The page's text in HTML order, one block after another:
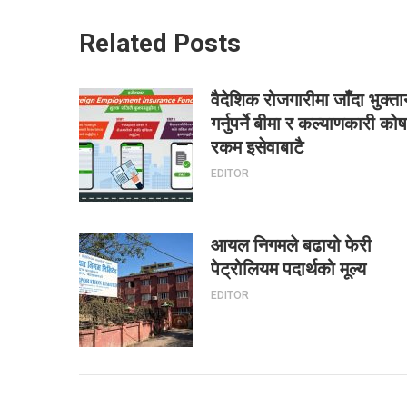
Related Posts
वैदेशिक रोजगारीमा जाँदा
गर्नुपर्ने बीमा र कल्याणकारी
रकम इसेवाबाटै
EDITOR
आयल निगमले बढायो फेरी
पेट्रोलियम पदार्थको मूल्य
EDITOR